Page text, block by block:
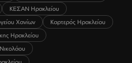
ΚΕΣΑΝ Ηρακλείου
Χανίων
Καρτερός Ηρακλείου
Ηρακλείου